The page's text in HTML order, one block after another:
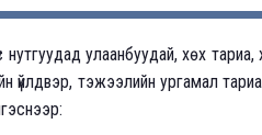
нутгуудад улаанбуудай, хөх
үйлдвэр, тэжээлийн ургамал